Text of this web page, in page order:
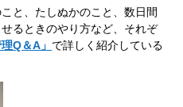
と、たしぬかのこと、数日間
るときのやり方など、それぞ
Q＆A」 で詳しく紹介している